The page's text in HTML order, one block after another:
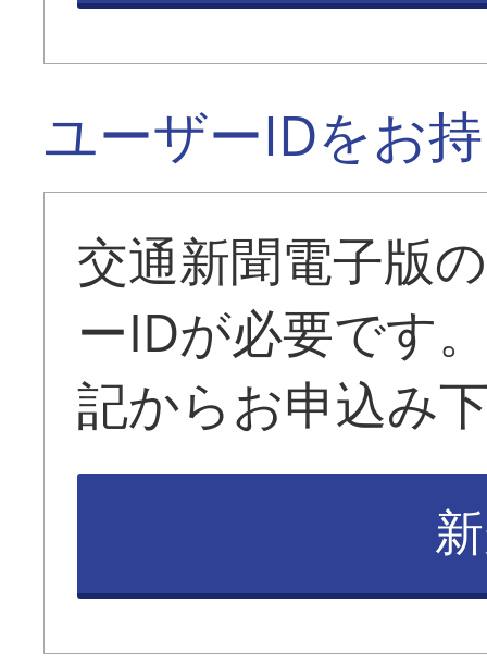
ユーザーIDをお
交通新聞電子版
ーIDが必要です
記からお申込み